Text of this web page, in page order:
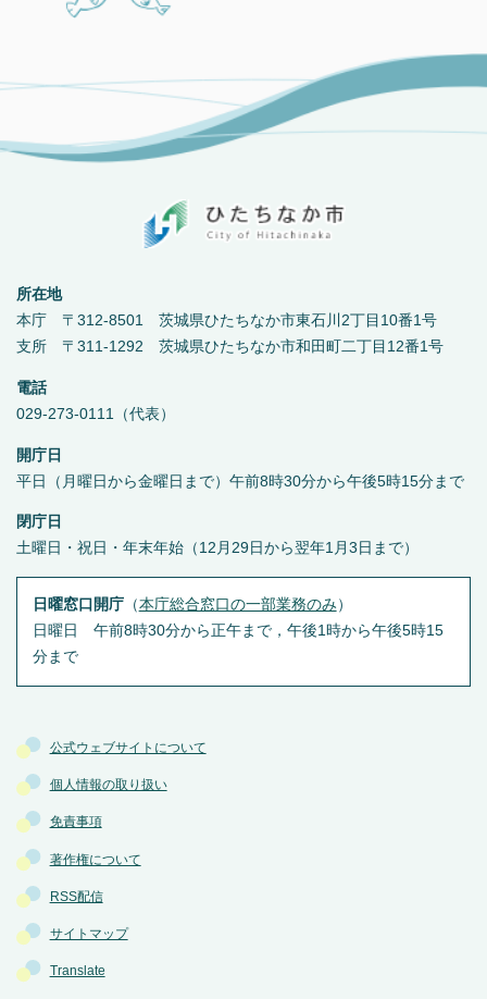
公式ウェブサイトについて
個人情報の取り扱い
免責事項
著作権について
RSS配信
サイトマップ
Translate
所在地
本庁 〒312-8501 茨城県ひたちなか市東石川2丁目10番1号
支所 〒311-1292 茨城県ひたちなか市和田町二丁目12番1号
電話
029-273-0111（代表）
開庁日
平日（月曜日から金曜日まで）午前8時30分から午後5時15分まで
閉庁日
土曜日・祝日・年末年始（12月29日から翌年1月3日まで）
日曜窓口開庁（本庁総合窓口の一部業務のみ ）
日曜日 午前8時30分から正午まで，午後1時から午後5時15
分まで